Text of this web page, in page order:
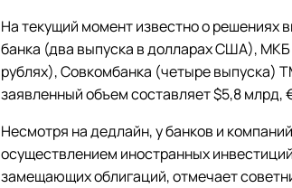
На текущий момент известно о
банка (два выпуска в долларах США), МКБ
рублях), Совкомбанка (четыре
заявленный объем составляет $5,8 млрд,
Несмотря на дедлайн, у банков и
осуществлением иностранных
замещающих облигаций, отмечает